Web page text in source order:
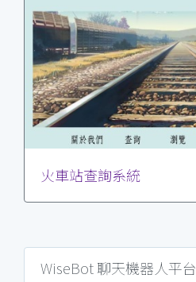
火車站查詢系統
WiseBot 聊天機器人平台